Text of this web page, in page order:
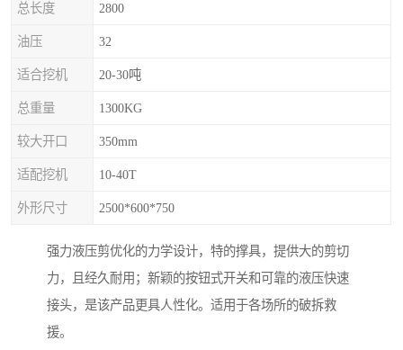
总长度 2800
油压 32
适合挖机 20-30吨
总重量 1300KG
较大开口 350mm
适配挖机 10-40T
外形尺寸 2500*600*750
强力液压剪优化的力学设计，特的撑具，提供大的剪切
力，且经久耐用；新颖的按钮式开关和可靠的液压快速
接头，是该产品更具人性化。适用于各场所的破拆救
援。